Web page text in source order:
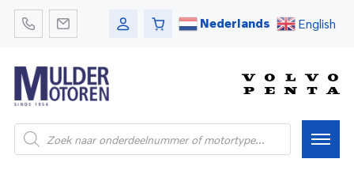
Nederlands English